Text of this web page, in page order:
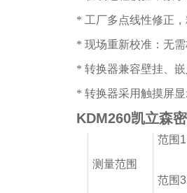
* 工厂多点线性修正
* 现场重新校准：无
* 转换器兼容壁挂、
* 转换器采用触摸屏
KDM260凯立森
测量范围
范围
范围